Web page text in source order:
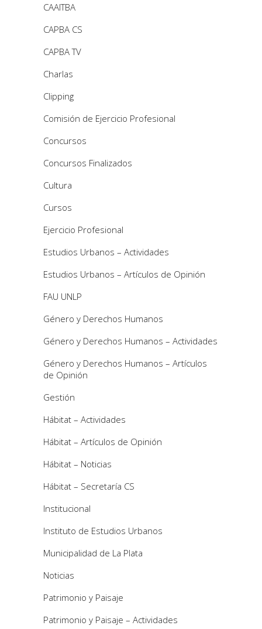
CAAITBA
CAPBA CS
CAPBA TV
Charlas
Clipping
Comisión de Ejercicio Profesional
Concursos
Concursos Finalizados
Cultura
Cursos
Ejercicio Profesional
Estudios Urbanos – Actividades
Estudios Urbanos – Artículos de Opinión
FAU UNLP
Género y Derechos Humanos
Género y Derechos Humanos – Actividades
Género y Derechos Humanos – Artículos
de Opinión
Gestión
Hábitat – Actividades
Hábitat – Artículos de Opinión
Hábitat – Noticias
Hábitat – Secretaría CS
Institucional
Instituto de Estudios Urbanos
Municipalidad de La Plata
Noticias
Patrimonio y Paisaje
Patrimonio y Paisaje – Actividades